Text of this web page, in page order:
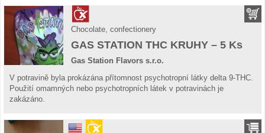
Chocolate, confectionery
GAS STATION THC KRUHY – 5 Ks
Gas Station Flavors s.r.o.
V potravině byla prokázána přítomnost psychotropní látky delta 9-THC.
Použití omamných nebo psychotropních látek v potravinách je
zakázáno.